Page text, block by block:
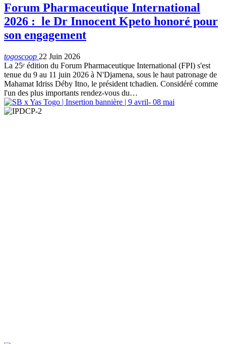
Forum Pharmaceutique International
2026 : le Dr Innocent Kpeto honoré pour
son engagement
togoscoop 22 Juin 2026
La 25ᵉ édition du Forum Pharmaceutique International (FPI) s'est
tenue du 9 au 11 juin 2026 à N'Djamena, sous le haut patronage de
Mahamat Idriss Déby Itno, le président tchadien. Considéré comme
l'un des plus importants rendez-vous du…